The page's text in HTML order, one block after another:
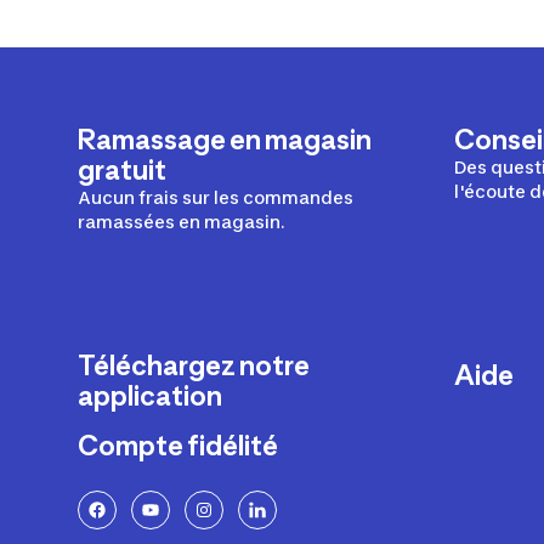
Ramassage en magasin
gratuit
Aucun frais sur les commandes
ramassées en magasin.
Des
l'écoute
Téléchargez notre
application
Compte fidélité
Aide